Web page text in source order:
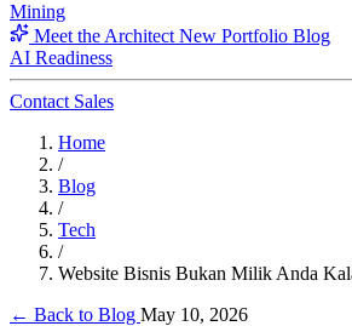
Mining
Meet the Architect New Portfolio Blog
AI Readiness
Contact Sales
Home
/
Blog
/
Tech
/
Website Bisnis Bukan Milik Anda
← Back to Blog May 10, 2026